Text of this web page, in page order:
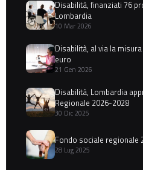
Disabilità, finanziati 76
Lombardia
10 Mar 2026
Disabilità, al via la
euro
21 Gen 2026
Disabilità, Lombardia
Regionale 2026-2028
30 Dic 2025
Fondo sociale regionale
28 Lug 2025